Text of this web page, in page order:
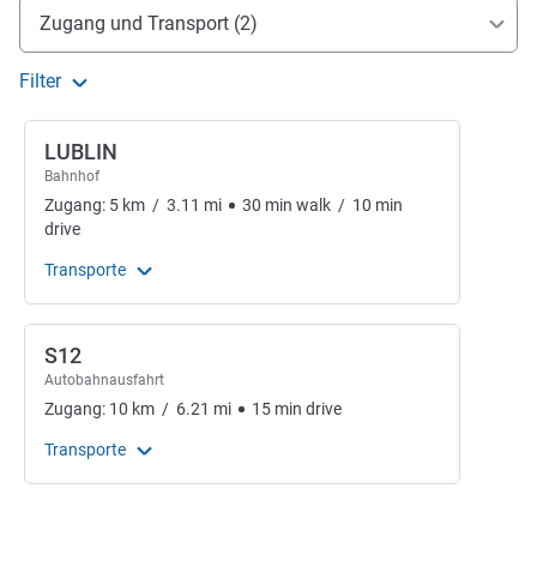
Erreichbarkeit und Anbindung
Zugang und Transport (2)
Filter
LUBLIN
Bahnhof
Zugang: 5 km / 3.11 mi 30 min walk / 10 min
drive
Transporte
S12
Autobahnausfahrt
Zugang: 10 km / 6.21 mi 15 min drive
Transporte